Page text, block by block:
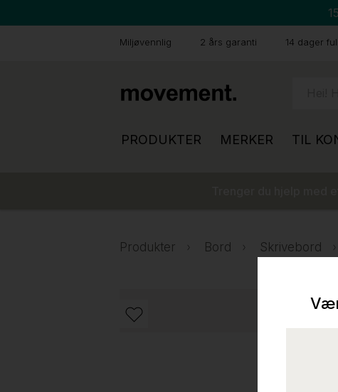
Miljøvennlig 2 års garanti 14 dager
PRODUKTER MERKER TIL
Produkter Bord Skrivebord